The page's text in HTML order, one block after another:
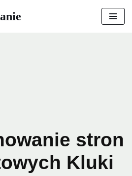
stron
Kluki